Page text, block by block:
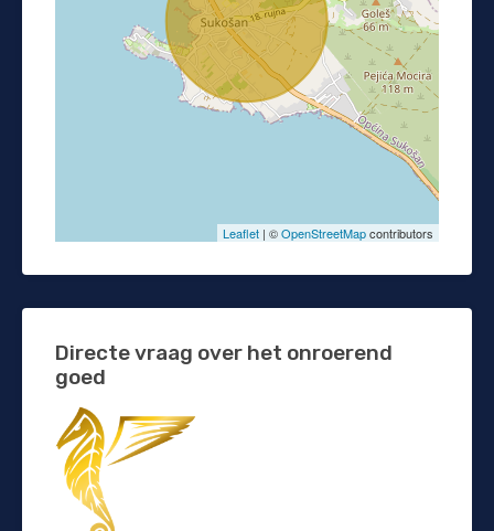
Leaflet | ©OpenStreetMapcontributors
Directe vraag over het onroerend
goed